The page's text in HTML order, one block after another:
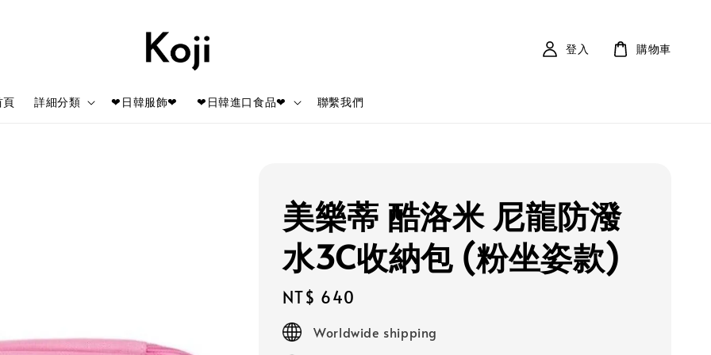
頁 詳細分類 ❤日韓服飾❤ ❤日韓進口食品❤ 聯繫我們
登入 購物車
美樂蒂 酷洛米 尼龍防潑
水3C收納包 (粉坐姿款)
Regular
price
NT$ 640
Worldwide shipping